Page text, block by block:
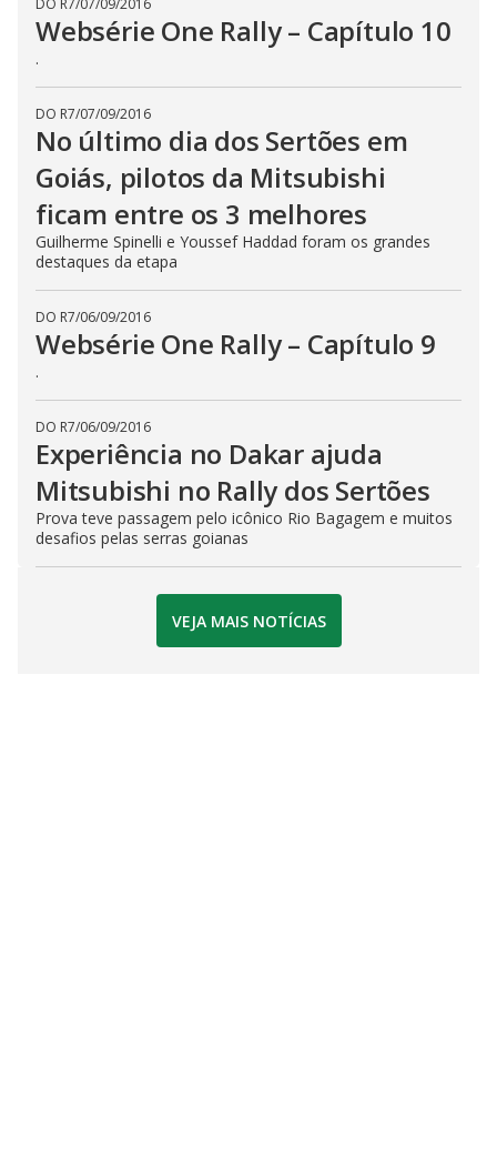
DO R7/07/09/2016
Websérie One Rally – Capítulo 10
.
DO R7/07/09/2016
No último dia dos Sertões em
Goiás, pilotos da Mitsubishi
ficam entre os 3 melhores
Guilherme Spinelli e Youssef Haddad foram os grandes
destaques da etapa
DO R7/06/09/2016
Websérie One Rally – Capítulo 9
.
DO R7/06/09/2016
Experiência no Dakar ajuda
Mitsubishi no Rally dos Sertões
Prova teve passagem pelo icônico Rio Bagagem e muitos
desafios pelas serras goianas
VEJA MAIS NOTÍCIAS